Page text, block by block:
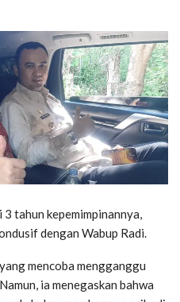
tahun kepemimpinannya,
dengan Wabup Radi.
mencoba mengganggu
ia menegaskan bahwa